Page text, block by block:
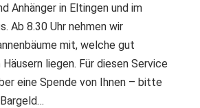
Anhänger in Eltingen und im
Ab 8.30 Uhr nehmen wir
mit, welche gut
liegen. Für diesen Service
eine Spende von Ihnen – bitte